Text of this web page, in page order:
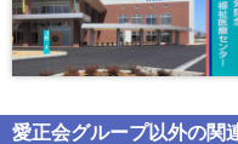
愛正会グループ以外の関